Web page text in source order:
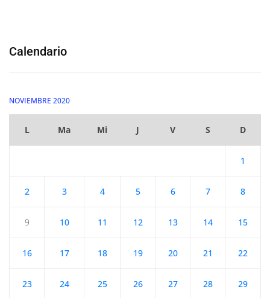
Calendario
NOVIEMBRE 2020
L Ma Mi J V S D
1
2 3 4 5 6 7 8
9 10 11 12 13 14 15
16 17 18 19 20 21 22
23 24 25 26 27 28 29